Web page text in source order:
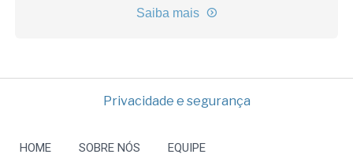
Saiba mais
Privacidade e segurança
HOME SOBRE NÓS EQUIPE